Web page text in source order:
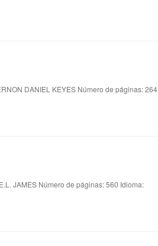
DANIEL KEYES Número de páginas: 264
JAMES Número de páginas: 560 Idioma: